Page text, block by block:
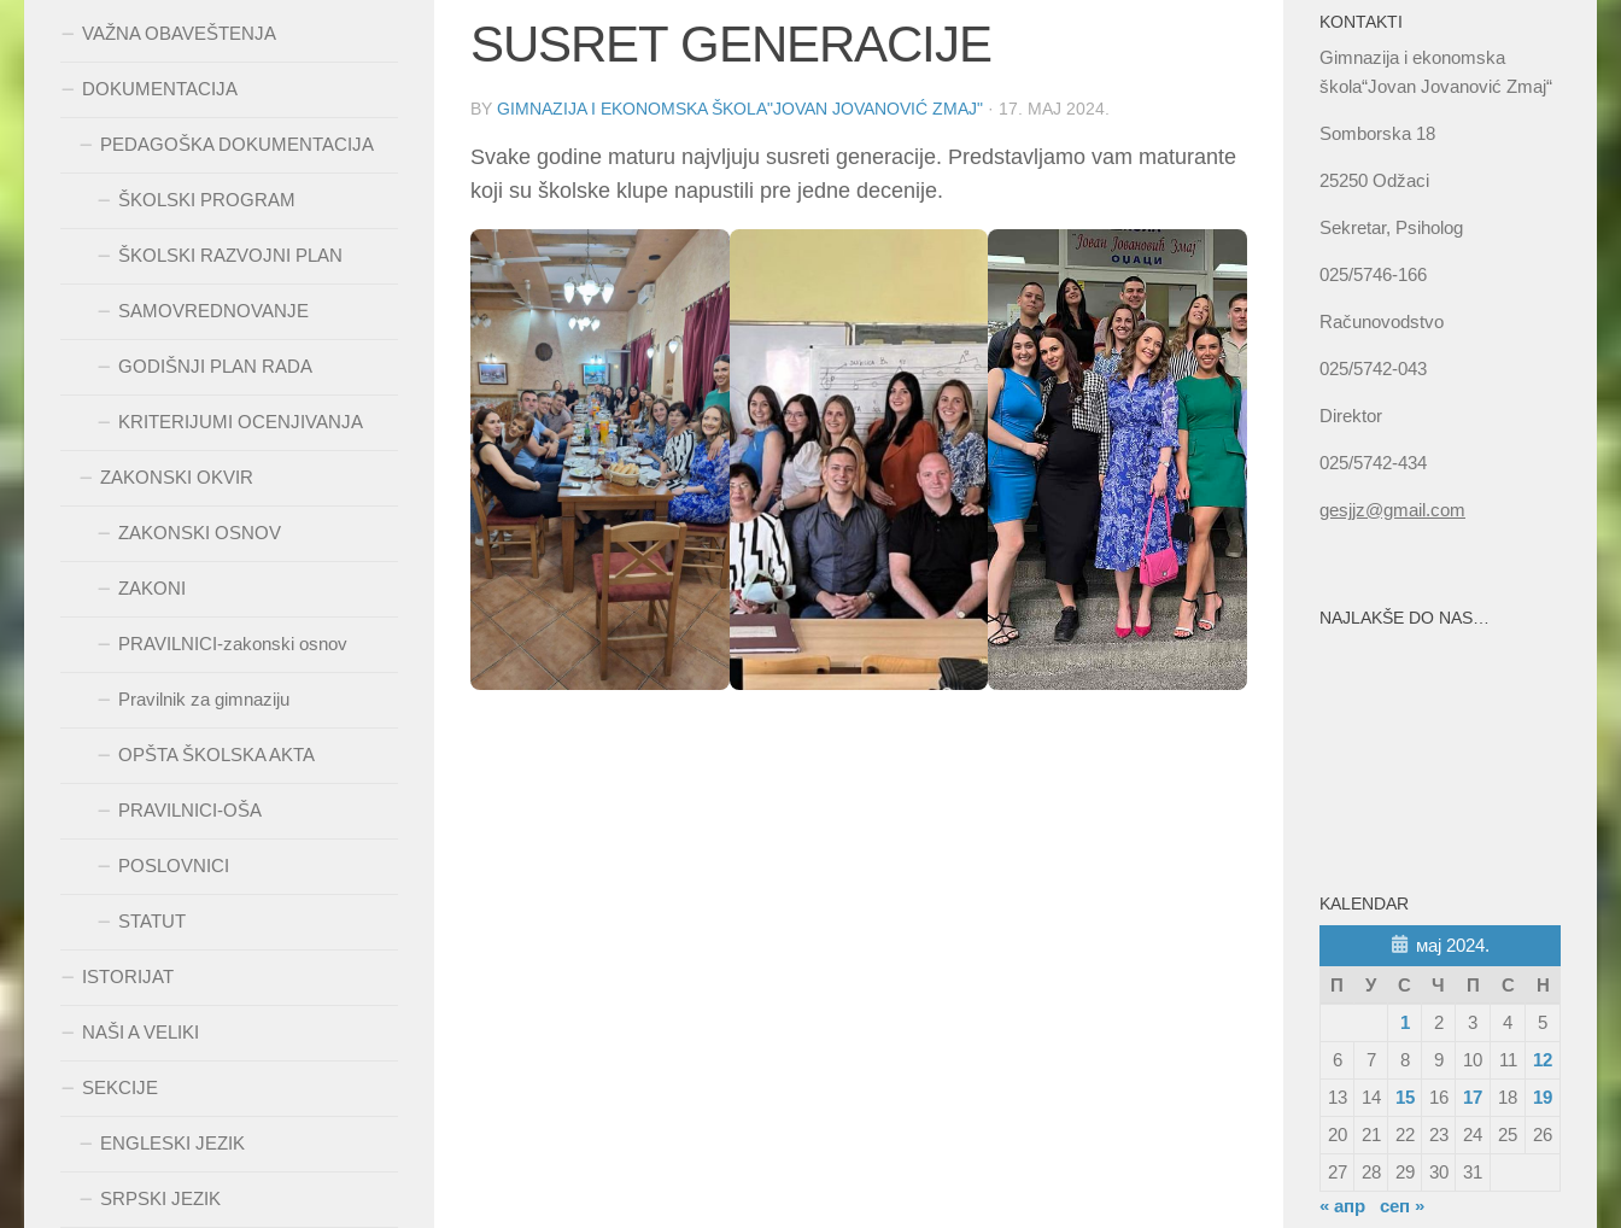
SUSRET GENERACIJE
BY GIMNAZIJA I EKONOMSKA ŠKOLA"JOVAN JOVANOVIĆ ZMAJ" · 17. МАЈ 2024.
Svake godine maturu najvljuju susreti generacije. Predstavljamo vam maturante
koji su školske klupe napustili pre jedne decenije.
VAŽNA OBAVEŠTENJA
DOKUMENTACIJA
PEDAGOŠKA DOKUMENTACIJA
ŠKOLSKI PROGRAM
ŠKOLSKI RAZVOJNI PLAN
SAMOVREDNOVANJE
GODIŠNJI PLAN RADA
KRITERIJUMI OCENJIVANJA
ZAKONSKI OKVIR
ZAKONSKI OSNOV
ZAKONI
PRAVILNICI-zakonski osnov
Pravilnik za gimnaziju
OPŠTA ŠKOLSKA AKTA
PRAVILNICI-OŠA
POSLOVNICI
STATUT
ISTORIJAT
NAŠI A VELIKI
SEKCIJE
ENGLESKI JEZIK
SRPSKI JEZIK
KONTAKTI
Gimnazija i ekonomska
škola“Jovan Jovanović Zmaj“
Somborska 18
25250 Odžaci
Sekretar, Psiholog
025/5746-166
Računovodstvo
025/5742-043
Direktor
025/5742-434
gesjjz@gmail.com
NAJLAKŠE DO NAS…
KALENDAR
мај 2024.
П
У С Ч П С
Н
1
2 3 4
5
6
7 8 9 10 11
12
13
14 15 16 17 18
19
20
21 22 23 24 25
26
27
28 29 30
31
« апр
сеп »